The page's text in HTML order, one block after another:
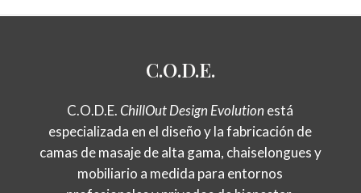
C.O.D.E.
C.O.D.E.ChillOut Design Evolution está
especializada en el diseño y la fabricación de
camas de masaje de alta gama, chaiselongues y
mobiliario a medida para entornos